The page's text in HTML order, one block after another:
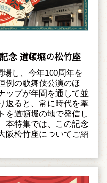
念 道頓堀の松竹座
場し、今年100周年を
例の歌舞伎公演のほ
ップが年間を通して並
返ると、常に時代を牽
を道頓堀の地で発信し
本特集では、この記念
阪松竹座についてご紹